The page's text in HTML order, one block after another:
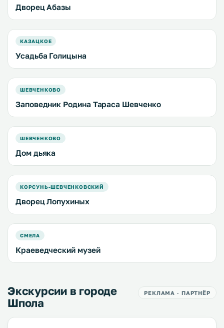
Дворец Абазы
КАЗАЦКОЕ
Усадьба Голицына
ШЕВЧЕНКОВО
Заповедник Родина Тараса Шевченко
ШЕВЧЕНКОВО
Дом дьяка
КОРСУНЬ-ШЕВЧЕНКОВСКИЙ
Дворец Лопухиных
СМЕЛА
Краеведческий музей
Экскурсии в городе
Шпола
РЕКЛАМА · ПАРТНЁР